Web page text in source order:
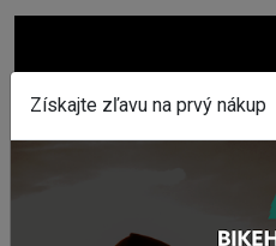
Získajte zľavu na prvý nákup